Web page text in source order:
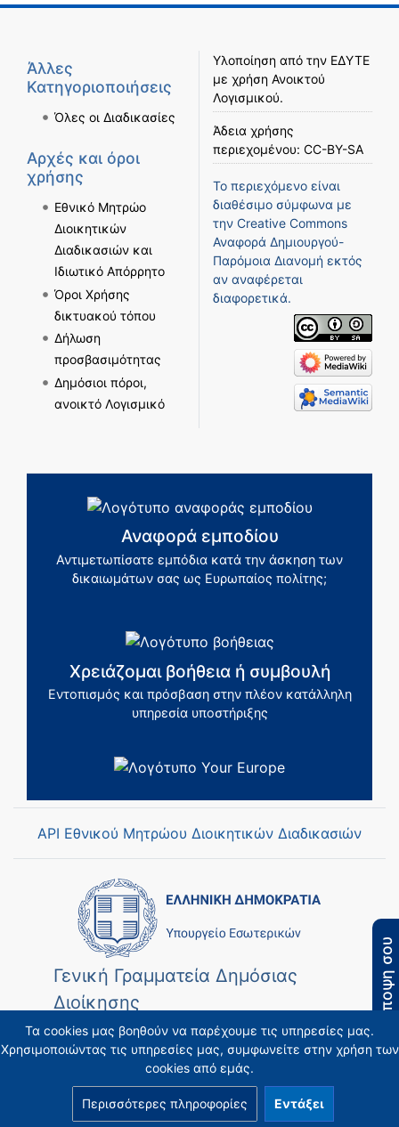
Τα cookies μας βοηθούν να παρέχουμε τις υπηρεσίες μας.
Χρησιμοποιώντας τις υπηρεσίες μας, συμφωνείτε στην χρήση των
cookies από εμάς.
Περισσότερες πληροφορίες Εντάξει
Άλλες
Κατηγοριοποιήσεις
Όλες οι Διαδικασίες
Αρχές και όροι
χρήσης
Εθνικό Μητρώο
Διοικητικών
Διαδικασιών και
Ιδιωτικό Απόρρητο
Όροι Χρήσης
δικτυακού τόπου
Δήλωση
προσβασιμότητας
Δημόσιοι πόροι,
ανοικτό Λογισμικό
Υλοποίηση από την ΕΔΥΤΕ
με χρήση Ανοικτού
Λογισμικού.
Άδεια χρήσης
περιεχομένου: CC-BY-SA
Το περιεχόμενο είναι
διαθέσιμο σύμφωνα με
την Creative Commons
Αναφορά Δημιουργού-
Παρόμοια Διανομή εκτός
αν αναφέρεται
διαφορετικά.
Αναφορά εμποδίου
Αντιμετωπίσατε εμπόδια κατά την άσκηση των
δικαιωμάτων σας ως Ευρωπαίος πολίτης;
Χρειάζομαι βοήθεια ή συμβουλή
Εντοπισμός και πρόσβαση στην πλέον κατάλληλη
υπηρεσία υποστήριξης
API Εθνικού Μητρώου Διοικητικών Διαδικασιών
Γενική Γραμματεία Δημόσιας
Διοίκησης
Η άποψη σου